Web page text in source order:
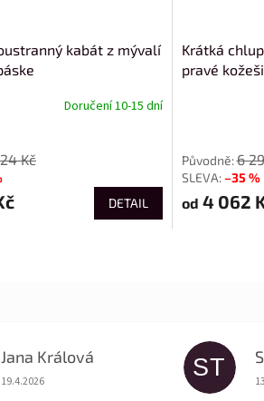
kabát z mývalí
Doručení 10-15 dní
Kč
DETAIL
Krátká
pravé
6
–35 %
od 4 062
Jana Králová
Hodnocení obchodu je 5 z 5 hvězdiček.
19.4.2026
ST